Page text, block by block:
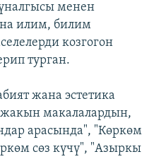
менен
илим, билим
козгогон
турган.
жана эстетика
макалалардын,
арасында", "Көркөм
сөз күчү", "Азыркы